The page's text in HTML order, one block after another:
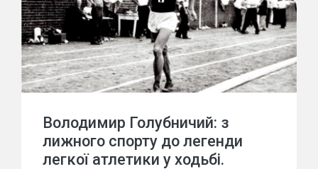
Володимир Голубничий: з
лижного спорту до легенди
легкої атлетики у ходьбі.